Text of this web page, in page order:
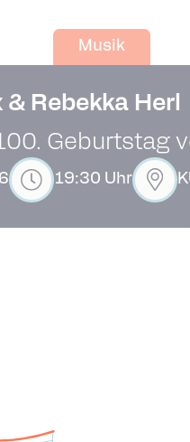
Musik
& Rebekka Herl
Geburtstag
19:30 Uhr